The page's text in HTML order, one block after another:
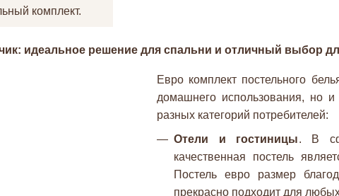
комплект.
идеальное решение для спальни и отличный выбор
Евро комплект постельного
домашнего использования, но
разных категорий потребителей:
Отели и гостиницы. В
качественная постель
Постель евро размер
прекрасно подходит для